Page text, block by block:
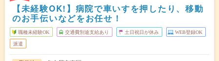
【未経験OK!】病院で車いすを押したり、移動
のお手伝いなどをお任せ！
職種未経験OK 交通費別途支給あり 土日祝日が休み WEB登録OK
派遣